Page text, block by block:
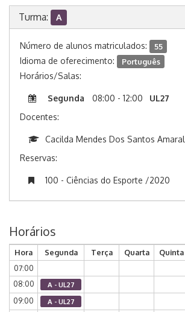
Turma: A
Número de alunos matriculados: 55
Idioma de oferecimento: Português
Horários/Salas:
Segunda 08:00 - 12:00
UL27
Docentes:
Cacilda Mendes Dos Santos Amaral
Reservas:
100 - Ciências do Esporte /2020
Horários
Hora Segunda Terça Quarta Quinta
07:00
08:00
A - UL27
09:00 A - UL27